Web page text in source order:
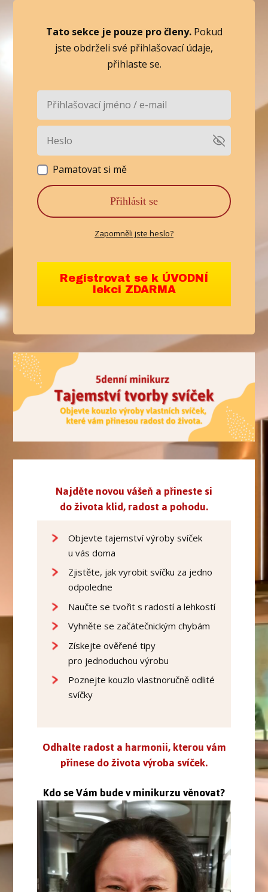
Tato sekce je pouze pro členy.Pokud
jste obdrželi své přihlašovací údaje,
přihlaste se.
Pamatovat si mě
Přihlásit se
Zapomněli jste heslo?
Registrovat se k ÚVODNÍ
lekci ZDARMA
Najděte novou vášeň a přineste si
do života klid, radost a pohodu.
Objevte tajemství výroby svíček
u vás doma
Zjistěte, jak vyrobit svíčku za jedno
odpoledne
Naučte se tvořit s radostí a lehkostí
Vyhněte se začátečnickým chybám
Získejte ověřené tipy
pro jednoduchou výrobu
Poznejte kouzlo vlastnoručně odlité
svíčky
Odhalte radost a harmonii, kterou vám
přinese do života výroba svíček.
Kdo se Vám bude v minikurzu věnovat?